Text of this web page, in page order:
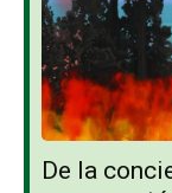
De la